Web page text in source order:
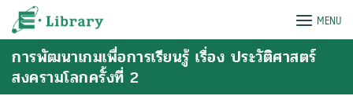
Skip
e-Library MENU
การพัฒนาเกมเพื่อการเรียนรู้ เรื่อง ประวัติศาสตร์
สงครามโลกครั้งที่ 2